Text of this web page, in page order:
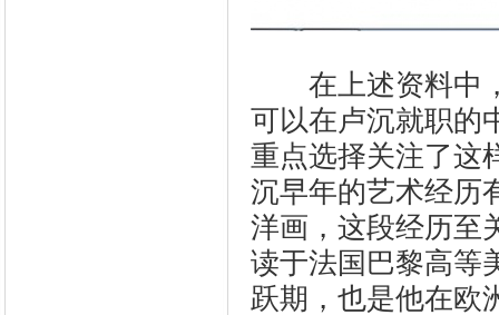
在上述资料中，
可以在卢沉就职的
重点选择关注了这
沉早年的艺术经历
洋画，这段经历至
读于法国巴黎高等
跃期，也是他在欧